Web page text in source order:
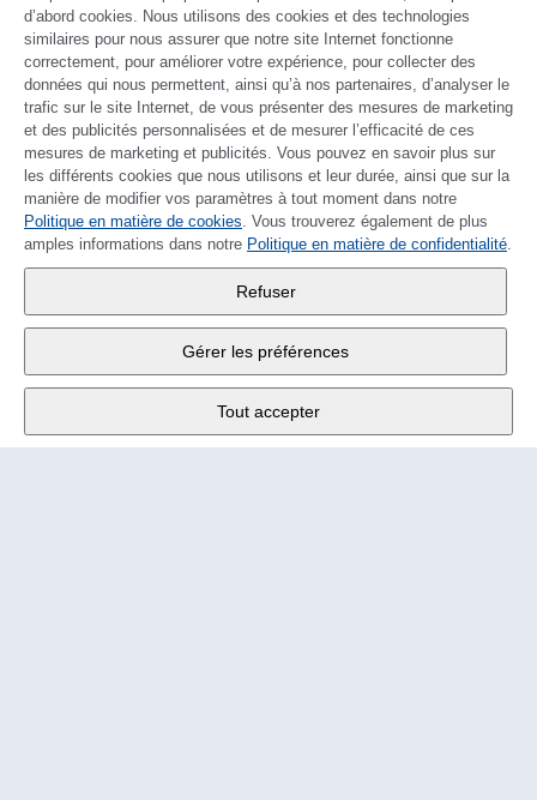
DEUTSCH
Fabrikstrasse 10, 3176 Neuenegg
Lu - Ve 9:00 - 12:00 h
Tél. +4131 377 21 11
d’abord cookies. Nous utilisons des cookies et des technologies
similaires pour nous assurer que notre site Internet fonctionne
correctement, pour améliorer votre expérience, pour collecter des
données qui nous permettent, ainsi qu’à nos partenaires, d’analyser le
trafic sur le site Internet, de vous présenter des mesures de marketing
et des publicités personnalisées et de mesurer l’efficacité de ces
mesures de marketing et publicités. Vous pouvez en savoir plus sur
les différents cookies que nous utilisons et leur durée, ainsi que sur la
manière de modifier vos paramètres à tout moment dans notre
Politique en matière de cookies. Vous trouverez également de plus
amples informations dans notre Politique en matière de confidentialité.
Refuser
Gérer les préférences
Tout accepter